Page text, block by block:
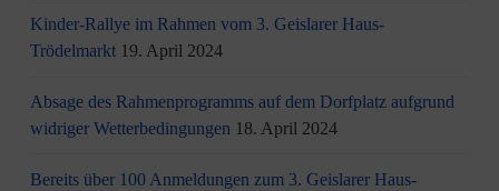
Kinder-Rallye im Rahmen vom 3. Geislarer Haus-
Trödelmarkt 19. April 2024
Absage des Rahmenprogramms auf dem Dorfplatz aufgrund
widriger Wetterbedingungen 18. April 2024
Bereits über 100 Anmeldungen zum 3. Geislarer Haus-